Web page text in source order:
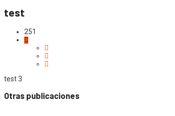
test
251
test 3
Otras publicaciones